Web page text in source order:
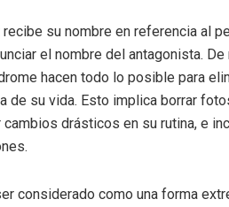
su nombre en referencia al
el nombre del antagonista.
hacen todo lo posible para
de su vida. Esto implica borrar
drásticos en su rutina, e
considerado como una forma